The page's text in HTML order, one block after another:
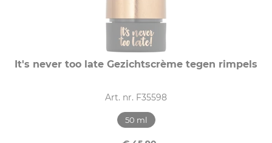
It's never too late Gezichtscrème tegen rimpels
Art. nr. F35598
50 ml